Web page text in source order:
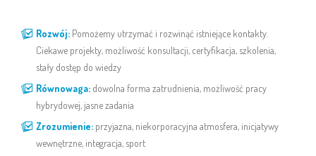
Rozwój: Pomożemy utrzymać i rozwinąć istniejące kontakty.
Ciekawe projekty, możliwość konsultacji, certyfikacja, szkolenia,
stały dostęp do wiedzy
Równowaga: dowolna forma zatrudnienia, możliwość pracy
hybrydowej, jasne zadania
Zrozumienie: przyjazna, niekorporacyjna atmosfera, inicjatywy
wewnętrzne, integracja, sport